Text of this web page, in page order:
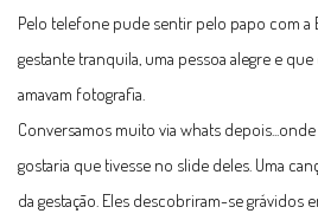
Pelo telefone pude sentir pelo papo com a
gestante tranquila, uma pessoa alegre e
amavam fotografia.
Conversamos muito via whats
gostaria que tivesse no slide deles. Uma
da gestação. Eles descobriram-se grávidos